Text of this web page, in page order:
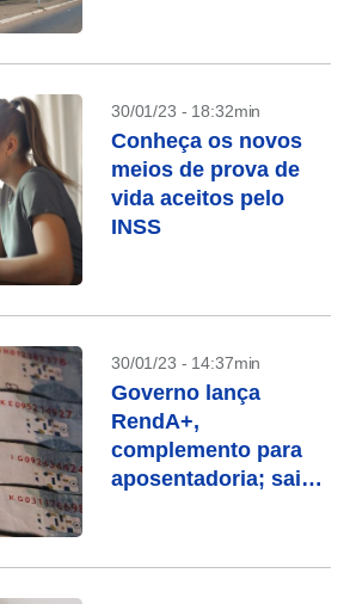
30/01/23 - 18:32min
Conheça os novos
meios de prova de
vida aceitos pelo
INSS
30/01/23 - 14:37min
Governo lança
RendA+,
complemento para
aposentadoria; saiba